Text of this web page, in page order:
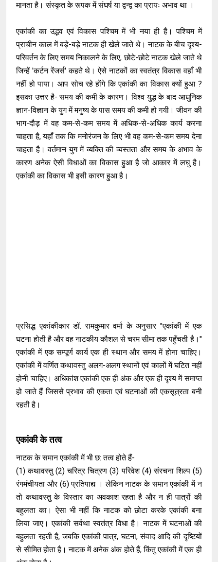
मानता है। संस्कृत के रूपक में संघर्ष या द्वन्द्व का प्रायः अभाव था ।
एकांकी का उद्भव एवं विकास पश्चिम में भी नया ही है। पश्चिम में
प्राचीन काल में बड़े-बड़े नाटक ही खेले जाते थे। नाटक के बीच दृश्य-
परिवर्तन के लिए समय निकालने के लिए, छोटे-छोटे नाटक खेले जाते थे
जिन्हें 'कर्टन रेंजर्स' कहते थे। ऐसे नाटकों का स्वतंत्र विकास वहाँ भी
नहीं हो पाया। आप सोच रहे होंगे कि एकांकी का विकास क्यों हुआ ?
इसका उत्तर है- समय की कमी के कारण। विश्व युद्ध के बाद आधुनिक
ज्ञान-विज्ञान के युग में मनुष्य के पास समय की कमी हो गयी। जीवन की
भाग-दौड़ में वह कम-से-कम समय में अधिक-से-अधिक कार्य करना
चाहता है, यहाँ तक कि मनोरंजन के लिए भी वह कम-से-कम समय देना
चाहता है। वर्तमान युग में व्यक्ति की व्यस्तता और समय के अभाव के
कारण अनेक ऐसी विधाओं का विकास हुआ है जो आकार में लघु है।
एकांकी का विकास भी इसी कारण हुआ है।
प्रसिद्ध एकांकीकार डॉ. रामकुमार वर्मा के अनुसार "एकांकी में एक
घटना होती है और वह नाटकीय कौशल से चरम सीमा तक पहुँचती है।"
एकांकी में एक सम्पूर्ण कार्य एक ही स्थान और समय में होना चाहिए।
एकांकी में वर्णित कथावस्तु अलग-अलग स्थानों एवं कालों में घटित नहीं
होनी चाहिए। अधिकांश एकांकी एक ही अंक और एक ही दृश्य में समाप्त
हो जाते हैं जिससे प्रभाव की एकता एवं घटनाओं की एकसूत्रता बनी
रहती है।
एकांकी के तत्व
नाटक के समान एकांकी में भी छ: तत्व होते हैं-
(1) कथावस्तु (2) चरित्र चित्रण (3) परिवेश (4) संरचना शिल्प (5)
रंगमंचीयता और (6) प्रतिपाद्य । लेकिन नाटक के समान एकांकी में न
तो कथावस्तु के विस्तार का अवकाश रहता है और न ही पात्रों की
बहुलता का। ऐसा भी नहीं कि नाटक को छोटा करके एकांकी बना
लिया जाए। एकांकी सर्वथा स्वतंत्र विधा है। नाटक में घटनाओं की
बहुलता रहती है, जबकि एकांकी पात्र, घटना, संवाद आदि की दृष्टियों
से सीमित होता है। नाटक में अनेक अंक होते हैं, किंतु एकांकी में एक ही